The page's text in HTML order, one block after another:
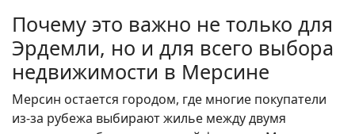
Почему это важно не только для
Эрдемли, но и для всего выбора
недвижимости в Мерсине
Мерсин остается городом, где многие покупатели
из-за рубежа выбирают жилье между двумя